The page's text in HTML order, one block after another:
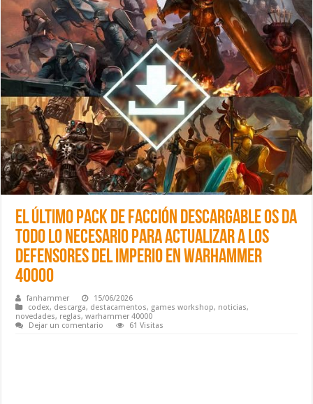
El último pack de facción descargable os da
todo lo necesario para actualizar a los
defensores del Imperio en Warhammer
40000
fanhammer
15/06/2026
codex, descarga, destacamentos, games workshop, noticias,
novedades, reglas,warhammer 40000
Dejar un comentario
61 Visitas